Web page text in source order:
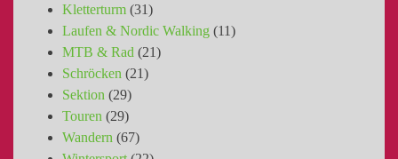
Kletterturm (31)
Laufen & Nordic Walking (11)
MTB & Rad (21)
Schröcken (21)
Sektion (29)
Touren (29)
Wandern (67)